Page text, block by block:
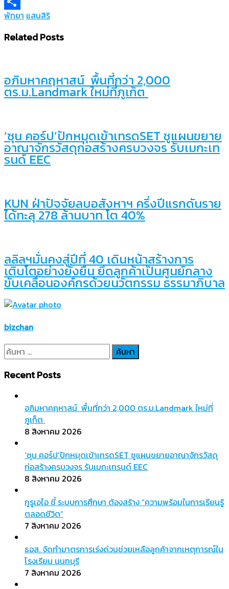
Link
Share
พัทยา แสนสิริ
Related Posts
อภิมหาคฤหาสน์ พื้นที่กว่า 2,000
ตร.ม.Landmark ใหม่ที่ภูเก็ต
‘ซุน คอร์ป’ปักหมุดเข้าเทรดSET ชูแผนขยาย
อาณาจักรวัสดุก่อสร้างครบวงจร รับเมกะเท
รนด์ EEC
KUN ฝ่าปัจจัยลบอสังหาฯ ครึ่งปีแรกดันราย
ได้ทะลุ 278 ล้านบาท โต 40%
ลลิลฯมั่นคงสู่ปีที่ 40 เดินหน้าสร้างการ
เติบโตอย่างยั่งยืน ยึดลูกค้าเป็นศูนย์กลาง
ขับเคลื่อนองค์กรด้วยนวัตกรรม ธรรมาภิบาล
bizchan
ค้นหา
สำหรับ:
Recent Posts
อภิมหาคฤหาสน์ พื้นที่กว่า 2,000 ตร.ม.Landmark ใหม่ที่
ภูเก็ต
8 สิงหาคม 2026
‘ซุน คอร์ป’ปักหมุดเข้าเทรดSET ชูแผนขยายอาณาจักรวัสดุ
ก่อสร้างครบวงจร รับเมกะเทรนด์ EEC
8 สิงหาคม 2026
กูรูเอไอ ชี้ ระบบการศึกษา ต้องสร้าง “ความพร้อมในการเรียนรู้
ตลอดชีวิต”
7 สิงหาคม 2026
ธอส. จัดทำมาตรการเร่งด่วนช่วยเหลือลูกค้าจากเหตุการณ์ใน
โรงเรียน นนทบุรี
7 สิงหาคม 2026